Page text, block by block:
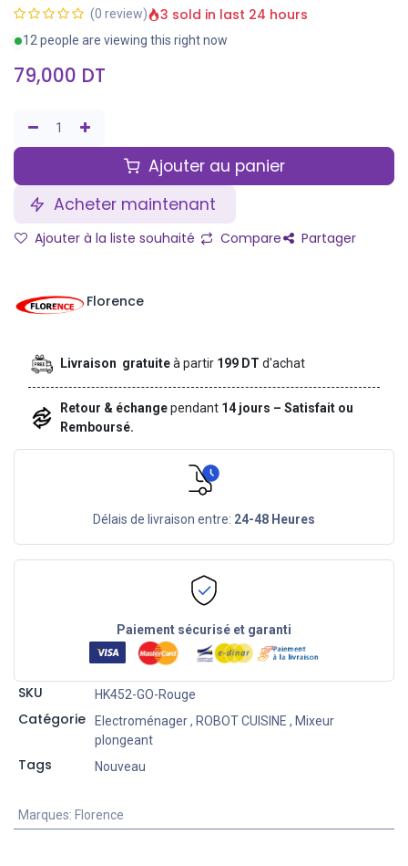
(0 review) 3 sold in last 24 hours
12 people are viewing this right now
79,000 DT
Ajouter au panier
Acheter maintenant
Ajouter à la liste souhaité Compare Partager
Florence
Livraison gratuiteà partir 199 DTd'achat
Retour & échangependant 14 jours – Satisfait ou
Remboursé.
Délais de livraison entre: 24-48 Heures
Paiement sécurisé et garanti
SKU HK452-GO-Rouge
Catégorie Electroménager, ROBOT CUISINE , Mixeur
plongeant
Tags Nouveau
Marques: Florence